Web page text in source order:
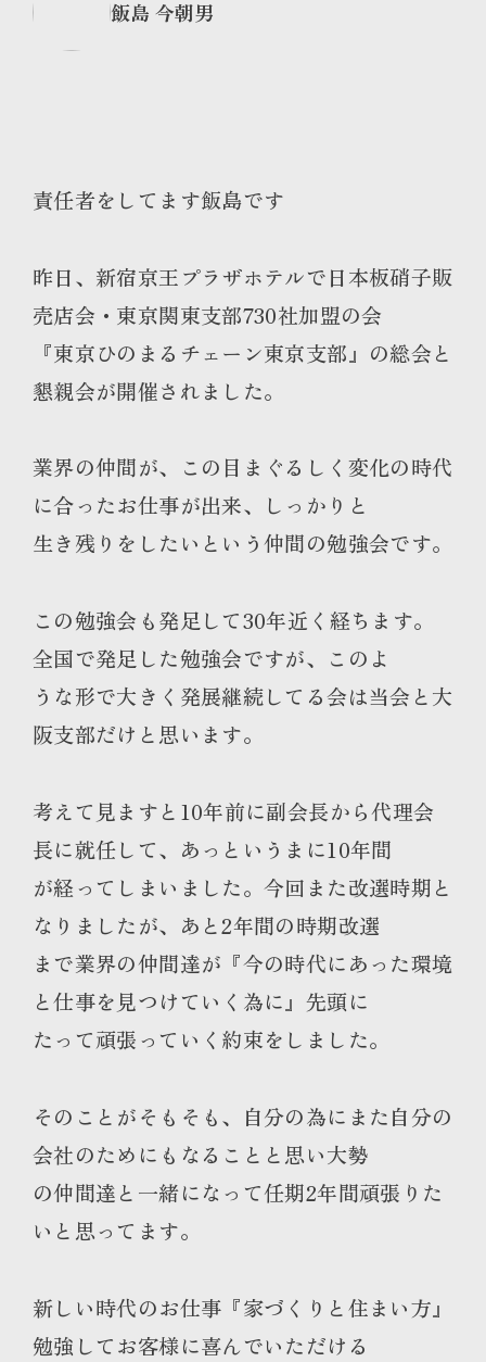
飯島 今朝男
責任者をしてます飯島です
昨日、新宿京王プラザホテルで日本板硝子販
売店会・東京関東支部730社加盟の会
『東京ひのまるチェーン東京支部』の総会と
懇親会が開催されました。
業界の仲間が、この目まぐるしく変化の時代
に合ったお仕事が出来、しっかりと
生き残りをしたいという仲間の勉強会です。
この勉強会も発足して30年近く経ちます。
全国で発足した勉強会ですが、このよ
うな形で大きく発展継続してる会は当会と大
阪支部だけと思います。
考えて見ますと10年前に副会長から代理会
長に就任して、あっというまに10年間
が経ってしまいました。今回また改選時期と
なりましたが、あと2年間の時期改選
まで業界の仲間達が『今の時代にあった環境
と仕事を見つけていく為に』先頭に
たって頑張っていく約束をしました。
そのことがそもそも、自分の為にまた自分の
会社のためにもなることと思い大勢
の仲間達と一緒になって任期2年間頑張りた
いと思ってます。
新しい時代のお仕事『家づくりと住まい方』
勉強してお客様に喜んでいただける